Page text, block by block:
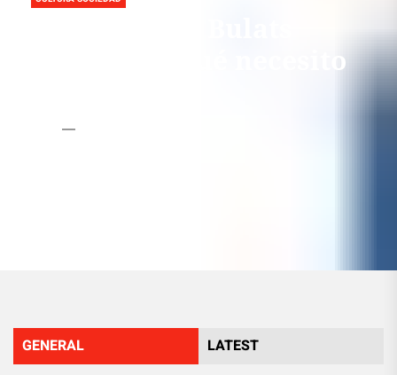
Test? ¿Por qué necesito
GENERAL LATEST